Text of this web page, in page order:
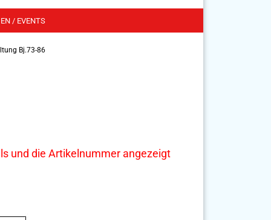
/ EVENTS
Bj.73-86
und die Artikelnummer angezeigt